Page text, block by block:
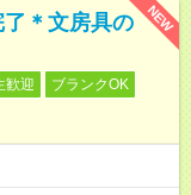
NEW
了＊文房具の
歓迎
ブランクOK